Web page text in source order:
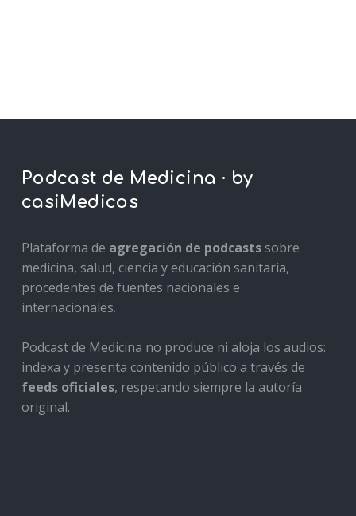
Podcast de Medicina · by
casiMedicos
Plataforma de agregación de podcastssobre
medicina, salud, ciencia y educación sanitaria,
procedentes de fuentes nacionales e
internacionales.
Podcast de Medicina no produce ni aloja los audios:
indexa y presenta contenido público a través de
feeds oficiales, respetando siempre la autoría
original.